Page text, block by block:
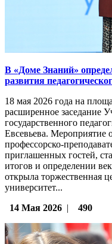
В «Доме Знаний»
развития
18 мая 2026 года на
расширенное заседание
государственного
Евсевьева. Мероприятие
профессорско-
приглашенных гостей,
итогов и определении
открыла торжественная
университет...
14 Мая 2026 | 490